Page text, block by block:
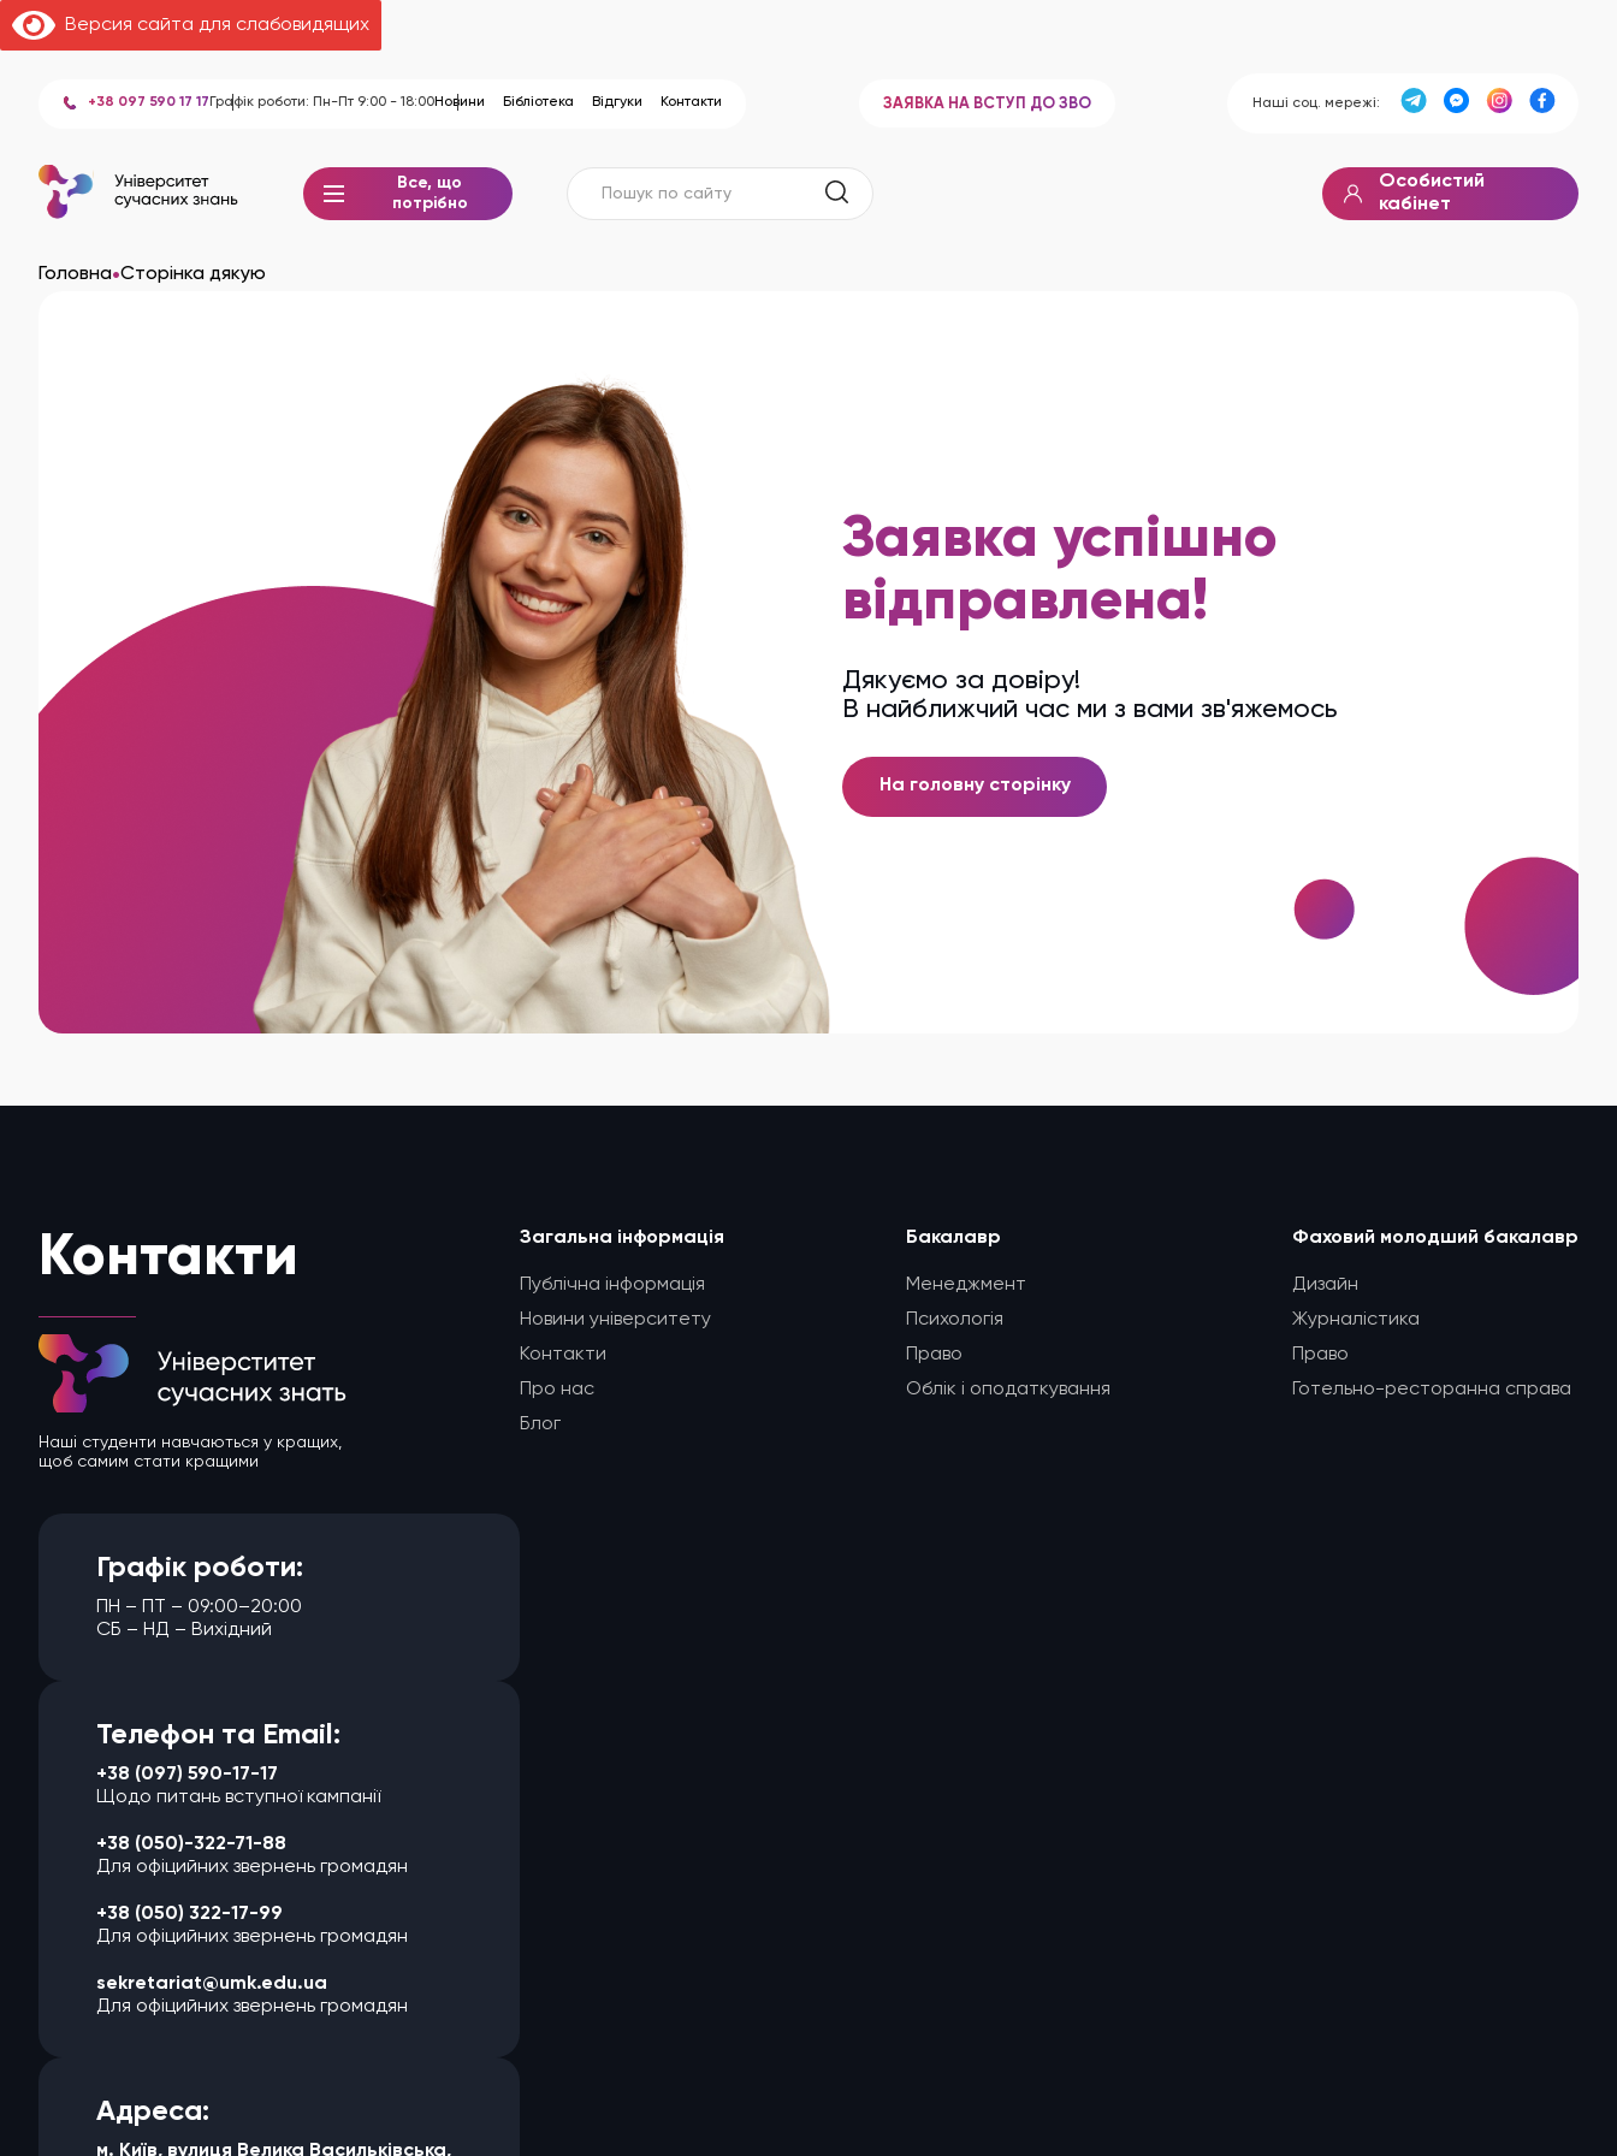
Версия сайта для слабовидящих
+38 097 590 17 17 Графік роботи: Пн-Пт 9:00 - 18:00Новини Бібліотека Відгуки Контакти ЗАЯВКА НА ВСТУП ДО ЗВО Наші соц. мережі:
Все, що
потрібно
Особистий
кабінет
Головна•Сторінка дякую
Заявка успішно
відправлена!
Дякуємо за довіру!
В найближчий час ми з вами зв'яжемось
На головну сторінку
Контакти
Наші студенти навчаються у кращих,
щоб самим стати кращими
Графік роботи:
ПН – ПТ – 09:00–20:00
СБ – НД – Вихідний
Телефон та Email:
+38 (097) 590-17-17
Щодо питань вступної кампанії
+38 (050)-322-71-88
Для офіцийних звернень громадян
+38 (050) 322-17-99
Для офіцийних звернень громадян
sekretariat@umk.edu.ua
Для офіцийних звернень громадян
Адреса:
м. Київ, вулиця Велика Васильківська,
Загальна інформація
Публічна інформація
Новини університету
Контакти
Про нас
Блог
Бакалавр
Менеджмент
Психологія
Право
Облік і оподаткування
Фаховий молодший бакалавр
Дизайн
Журналістика
Право
Готельно-ресторанна справа